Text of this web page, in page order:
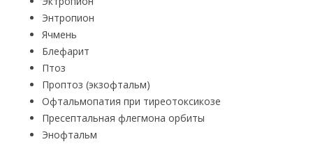
Энтропион
Ячмень
Блефарит
Птоз
Проптоз (экзофтальм)
Офтальмопатия при тиреотоксикозе
Пресептальная флегмона орбиты
Энофтальм